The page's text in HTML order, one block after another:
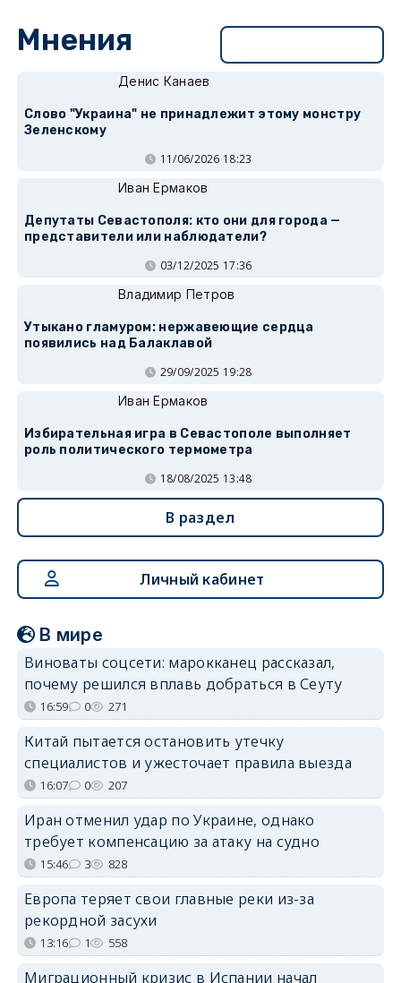
Мнения
Денис Канаев
Слово "Украина" не принадлежит этому монстру
Зеленскому
11/06/2026 18:23
Иван Ермаков
Депутаты Севастополя: кто они для города —
представители или наблюдатели?
03/12/2025 17:36
Владимир Петров
Утыкано гламуром: нержавеющие сердца
появились над Балаклавой
29/09/2025 19:28
Иван Ермаков
Избирательная игра в Севастополе выполняет
роль политического термометра
18/08/2025 13:48
В раздел
Личный кабинет
В мире
Виноваты соцсети: марокканец рассказал,
почему решился вплавь добраться в Сеуту
16:59 0 271
Китай пытается остановить утечку
специалистов и ужесточает правила выезда
16:07 0 207
Иран отменил удар по Украине, однако
требует компенсацию за атаку на судно
15:46 3 828
Европа теряет свои главные реки из-за
рекордной засухи
13:16 1 558
Миграционный кризис в Испании начал